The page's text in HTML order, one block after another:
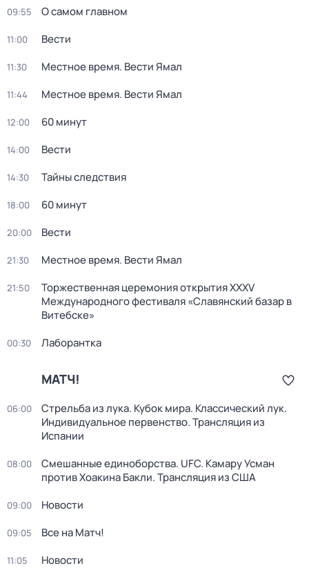
09:55 О самом главном
11:00 Вести
11:30 Местное время. Вести Ямал
11:44 Местное время. Вести Ямал
12:00 60 минут
14:00 Вести
14:30 Тайны следствия
18:00 60 минут
20:00 Вести
21:30 Местное время. Вести Ямал
21:50
Торжественная церемония открытия XXXV
Международного фестиваля «Славянский базар в
Витебске»
00:30 Лаборантка
МАТЧ!
06:00
Стрельба из лука. Кубок мира. Классический лук.
Индивидуальное первенство. Трансляция из
Испании
08:00
Смешанные единоборства. UFC. Камару Усман
против Хоакина Бакли. Трансляция из США
09:00 Новости
09:05 Все на Матч!
11:05 Новости